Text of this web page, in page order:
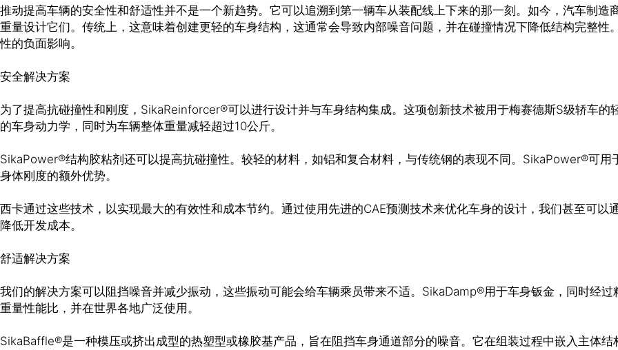
推动提高车辆的安全性和舒适性并不是一个新趋势。它可以追溯到第一辆车从装配线上下来的那一刻。如今，汽车制
重量设计它们。传统上，这意味着创建更轻的车身结构，这通常会导致内部噪音问题，并在碰撞情况下降低结构完整
性的负面影响。
安全解决方案
为了提高抗碰撞性和刚度，SikaReinforcer®可以进行设计并与车身结构集成。这项创新技术被用于梅赛德斯S级轿车
的车身动力学，同时为车辆整体重量减轻超过10公斤。
SikaPower®结构胶粘剂还可以提高抗碰撞性。较轻的材料，如铝和复合材料，与传统钢的表现不同。SikaPower®可
身体刚度的额外优势。
西卡通过这些技术，以实现最大的有效性和成本节约。通过使用先进的CAE预测技术来优化车身的设计，我们甚至可
降低开发成本。
舒适解决方案
我们的解决方案可以阻挡噪音并减少振动，这些振动可能会给车辆乘员带来不适。SikaDamp®用于车身钣金，同时经
重量性能比，并在世界各地广泛使用。
SikaBaffle®是一种模压或挤出成型的热塑型或橡胶基产品，旨在阻挡车身通道部分的噪音。它在组装过程中嵌入主体